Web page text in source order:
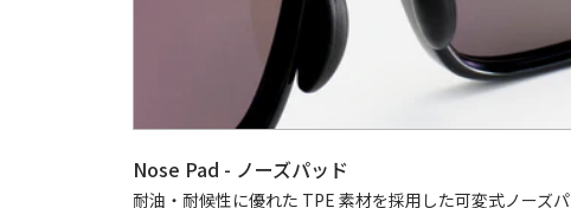
Nose Pad - ノーズパッド
耐油・耐候性に優れた TPE 素材を採用した可変式ノーズパ